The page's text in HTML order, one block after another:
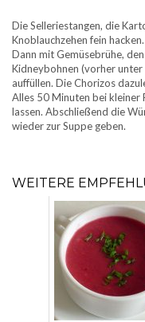
Die Selleriestangen, die
Knoblauchzehen fein
Dann mit Gemüsebrühe,
Kidneybohnen (vorher unter
auffüllen. Die Chorizos
Alles 50 Minuten bei kleiner
lassen. Abschließend die
wieder zur Suppe geben.
WEITERE